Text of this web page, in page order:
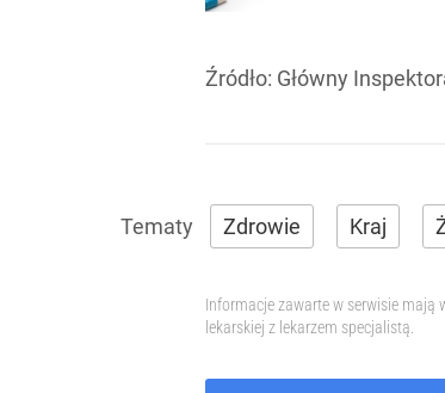
Źródło: Główny
Zdrowie Kraj
Informacje zawarte w serwisie mają
lekarskiej z lekarzem specjalistą.